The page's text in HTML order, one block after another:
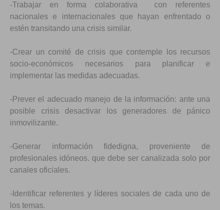
-Trabajar en forma colaborativa con referentes
nacionales e internacionales que hayan enfrentado o
estén transitando una crisis similar.
-Crear un comité de crisis que contemple los recursos
socio-económicos necesarios para planificar e
implementar las medidas adecuadas.
-Prever el adecuado manejo de la información: ante una
posible crisis desactivar los generadores de pánico
inmovilizante.
-Generar información fidedigna, proveniente de
profesionales idóneos. que debe ser canalizada solo por
canales oficiales.
-Identificar referentes y líderes sociales de cada uno de
los temas.